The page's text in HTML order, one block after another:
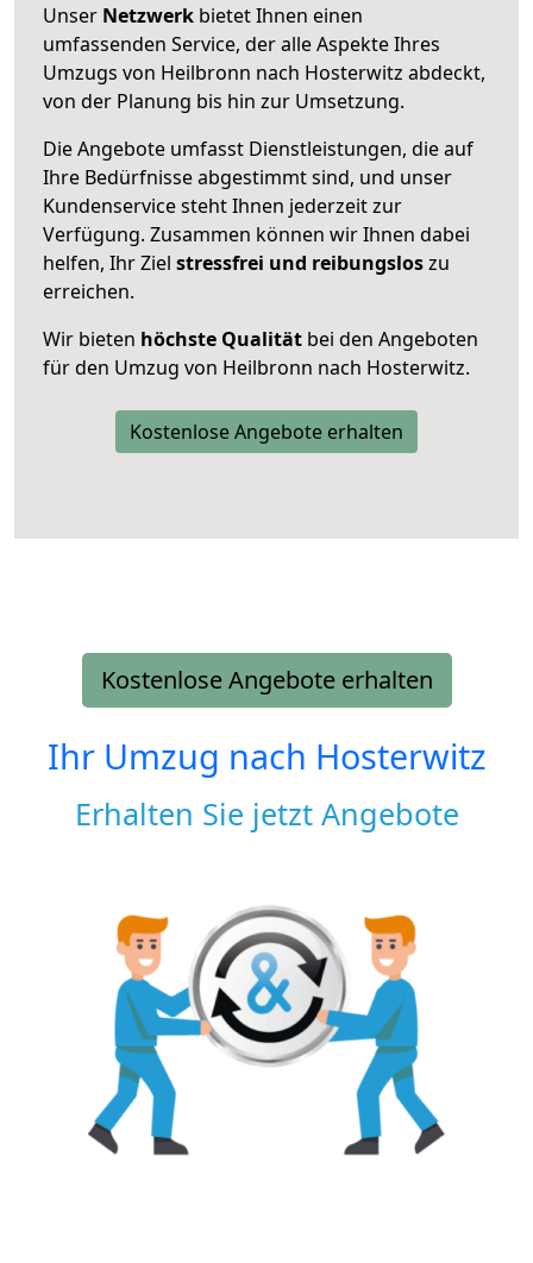
Unser Netzwerk bietet Ihnen einen
umfassenden Service, der alle Aspekte Ihres
Umzugs von Heilbronn nach Hosterwitz abdeckt,
von der Planung bis hin zur Umsetzung.
Die Angebote umfasst Dienstleistungen, die auf
Ihre Bedürfnisse abgestimmt sind, und unser
Kundenservice steht Ihnen jederzeit zur
Verfügung. Zusammen können wir Ihnen dabei
helfen, Ihr Ziel stressfrei und reibungsloszu
erreichen.
Wir bieten höchste Qualität bei den Angeboten
für den Umzug von Heilbronn nach Hosterwitz.
Kostenlose Angebote erhalten
Kostenlose Angebote erhalten
Ihr Umzug nach Hosterwitz
Erhalten Sie jetzt Angebote